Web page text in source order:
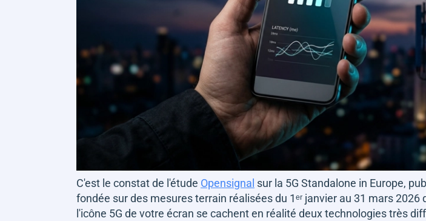
C'est le constat de l'étude Opensignal sur la 5G Standalone in Europe,
fondée sur des mesures terrain réalisées du 1ᵉʳ janvier au 31 mars 2026
l'icône 5G de votre écran se cachent en réalité deux technologies très